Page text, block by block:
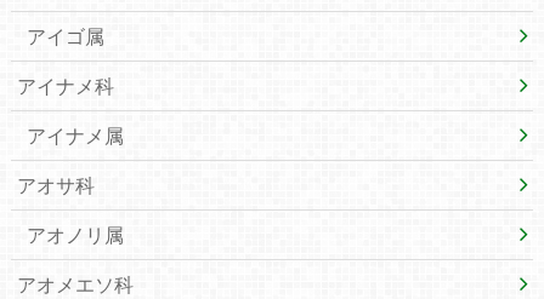
アイゴ属
アイナメ科
アイナメ属
アオサ科
アオノリ属
アオメエソ科